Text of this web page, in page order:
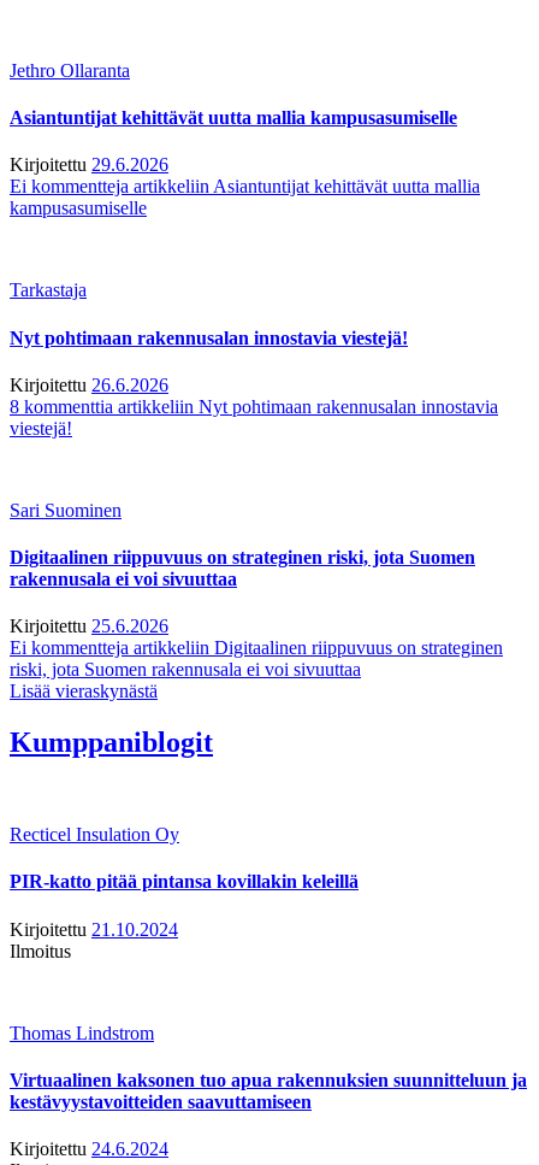
Jethro Ollaranta
Asiantuntijat kehittävät uutta mallia kampusasumiselle
Kirjoitettu 29.6.2026
Ei kommentteja artikkeliin Asiantuntijat kehittävät uutta mallia
kampusasumiselle
Tarkastaja
Nyt pohtimaan rakennusalan innostavia viestejä!
Kirjoitettu 26.6.2026
8 kommenttia artikkeliin Nyt pohtimaan rakennusalan innostavia
viestejä!
Sari Suominen
Digitaalinen riippuvuus on strateginen riski, jota Suomen
rakennusala ei voi sivuuttaa
Kirjoitettu 25.6.2026
Ei kommentteja artikkeliin Digitaalinen riippuvuus on strateginen
riski, jota Suomen rakennusala ei voi sivuuttaa
Lisää vieraskynästä
Kumppaniblogit
Recticel Insulation Oy
PIR-katto pitää pintansa kovillakin keleillä
Kirjoitettu 21.10.2024
Ilmoitus
Thomas Lindstrom
Virtuaalinen kaksonen tuo apua rakennuksien suunnitteluun ja
kestävyystavoitteiden saavuttamiseen
Kirjoitettu 24.6.2024